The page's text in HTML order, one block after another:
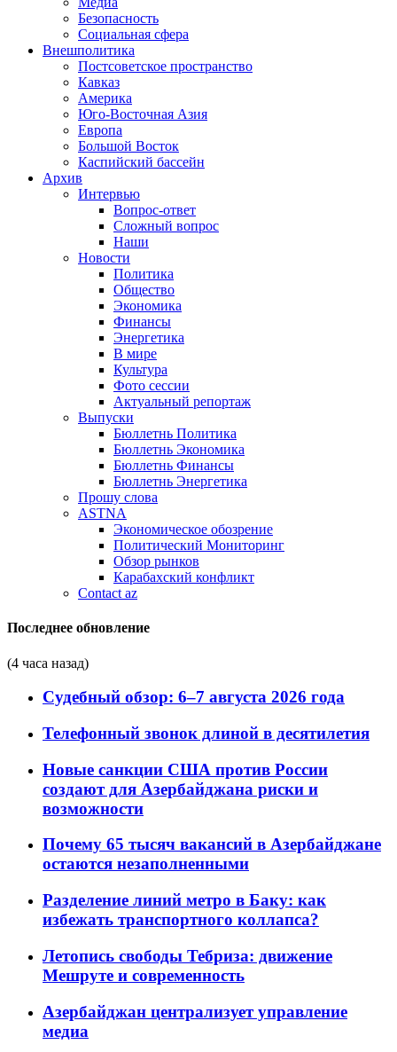
Безопасность
Социальная сфера
Внешполитика
Постсоветское пространство
Кавказ
Америка
Юго-Восточная Азия
Европа
Большой Восток
Каспийский бассейн
Архив
Интервью
Вопрос-ответ
Сложный вопрос
Наши
Новости
Политика
Общество
Экономика
Финансы
Энергетика
В мире
Культура
Фото сессии
Актуальный репортаж
Выпуски
Бюллетнь Политика
Бюллетнь Экономика
Бюллетнь Финансы
Бюллетнь Энергетика
Прошу слова
ASTNA
Экономическое обозрение
Политический Мониторинг
Обзор рынков
Карабахский конфликт
Contact az
Последнее обновление
(4 часа назад)
Судебный обзор: 6–7 августа 2026 года
Телефонный звонок длиной в десятилетия
Новые санкции США против России
создают для Азербайджана риски и
возможности
Почему 65 тысяч вакансий в Азербайджане
остаются незаполненными
Разделение линий метро в Баку: как
избежать транспортного коллапса?
Летопись свободы Тебриза: движение
Мешруте и современность
Азербайджан централизует управление
медиа